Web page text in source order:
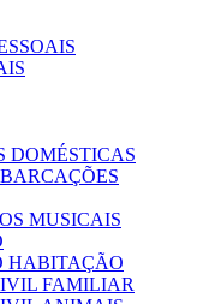
DOMÉSTICAS
MUSICAIS
HABITAÇÃO
FAMILIAR